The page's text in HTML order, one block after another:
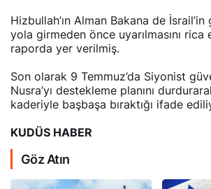
Hizbullah’ın Alman Bakana de
yola girmeden önce uyarılmasını
raporda yer verilmiş.
Son olarak 9 Temmuz’da Siyonist
Nusra’yı destekleme planını
kaderiyle başbaşa bıraktığı ifade
KUDÜS HABER
Göz Atın